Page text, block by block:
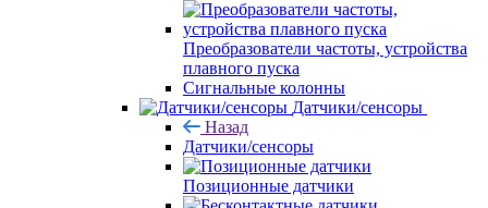
Преобразователи частоты, устройства
плавного пуска
Сигнальные колонны
Датчики/сенсоры
Назад
Датчики/сенсоры
Позиционные датчики